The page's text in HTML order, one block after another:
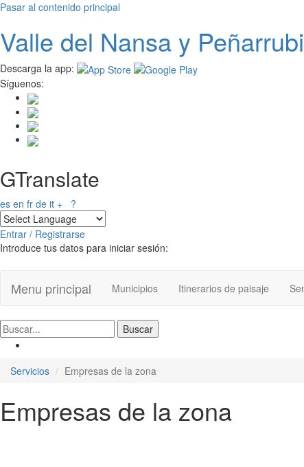
Pasar al contenido principal
Valle del Nansay
Descarga la app:
Síguenos:
GTranslate
es en fr de it + ?
Entrar / Registrarse
Introduce tus datos para iniciar sesión:
Menu principal Municipios Itinerarios de paisaje
Servicios Empresas de la zona
Empresas de la zona